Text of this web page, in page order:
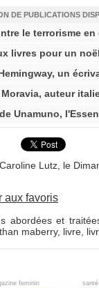
DE PUBLICATIONS
le terrorisme en
livres pour un
un
auteur
Unamuno,
Lutz, le
aux favoris
abordées et
maberry, livre
feminin